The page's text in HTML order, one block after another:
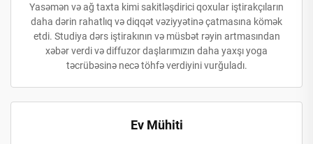
Yasəmən və ağ taxta kimi sakitləşdirici qoxular iştirakçıların
daha dərin rahatlıq və diqqət vəziyyətinə çatmasına kömək
etdi. Studiya dərs iştirakının və müsbət rəyin artmasından
xəbər verdi və diffuzor daşlarımızın daha yaxşı yoga
təcrübəsinə necə töhfə verdiyini vurğuladı.
Ev Mühiti